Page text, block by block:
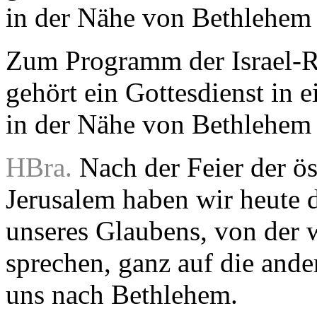
Zum Programm der Israel-
gehört ein Gottesdienst in
in der Nähe von
HBra. Nach der Feier der
Jerusalem haben wir heute
unseres Glaubens, von
sprechen, ganz auf die
uns nach Bethlehem.